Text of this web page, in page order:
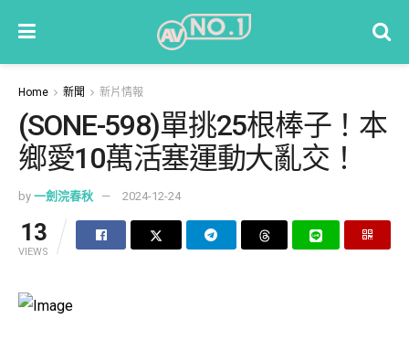
Home 新聞 新片情報
(SONE-598)單挑25根棒子！本
鄉愛10萬活塞運動大亂交！
by 一劍浣春秋 2024-12-24
13
VIEWS